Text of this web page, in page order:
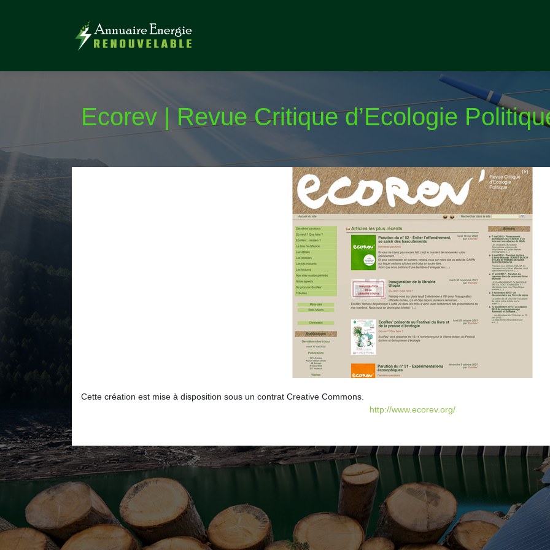
Ecorev | Revue Critique d’Ecologie
Cette création est mise à disposition sous un contrat Creative Commons.
http://www.ecorev.org/